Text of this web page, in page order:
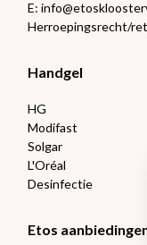
E:
Herroepingsrecht/
Handgel
HG
Modifast
Solgar
L'Oréal
Desinfectie
Etos